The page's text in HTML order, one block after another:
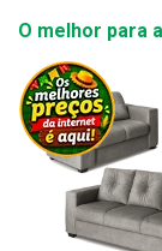
O melhor para